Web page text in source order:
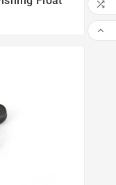

